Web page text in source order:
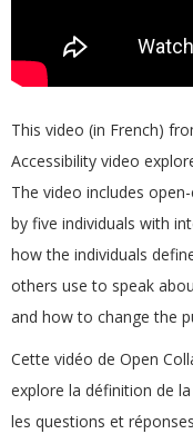
This video (in French)
Accessibility video
The video includes
by five individuals with
how the individuals
others use to speak
and how to change the
Cette vidéo de Open
explore la définition de
les questions et